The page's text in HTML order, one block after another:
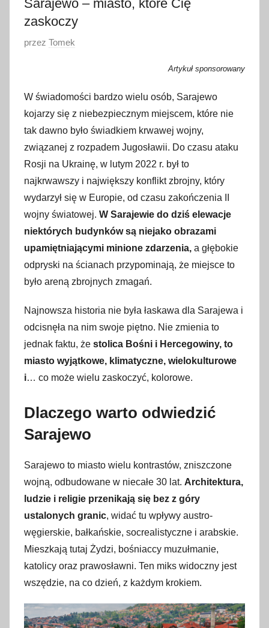
Sarajewo – miasto, które Cię
zaskoczy
O
i
k
o
w
a
n
o
1
9
k
w
e
t
n
2
3
przez Tomek
Artykuł sponsorowany
W świadomości bardzo wielu osób, Sarajewo
kojarzy się z niebezpiecznym miejscem, które nie
tak dawno było świadkiem krwawej wojny,
związanej z rozpadem Jugosławii. Do czasu ataku
Rosji na Ukrainę, w lutym 2022 r. był to
najkrwawszy i największy konflikt zbrojny, który
wydarzył się w Europie, od czasu zakończenia II
wojny światowej. W Sarajewie do dziś elewacje
niektórych budynków są niejako obrazami
upamiętniającymi minione zdarzenia, a głębokie
odpryski na ścianach przypominają, że miejsce to
było areną zbrojnych zmagań.
Najnowsza historia nie była łaskawa dla Sarajewa i
odcisnęła na nim swoje piętno. Nie zmienia to
jednak faktu, że stolica Bośni i Hercegowiny, to
miasto wyjątkowe, klimatyczne, wielokulturowe
i… co może wielu zaskoczyć, kolorowe.
Dlaczego warto odwiedzić
Sarajewo
Sarajewo to miasto wielu kontrastów, zniszczone
wojną, odbudowane w niecałe 30 lat. Architektura,
ludzie i religie przenikają się bez z góry
ustalonych granic, widać tu wpływy austro-
węgierskie, bałkańskie, socrealistyczne i arabskie.
Mieszkają tutaj Żydzi, bośniaccy muzułmanie,
katolicy oraz prawosławni. Ten miks widoczny jest
wszędzie, na co dzień, z każdym krokiem.